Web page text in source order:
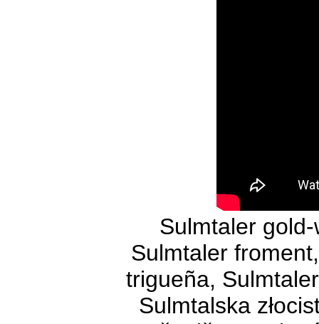
Sulmtaler
Sulmtaler
trigueña,
Sulmtalska